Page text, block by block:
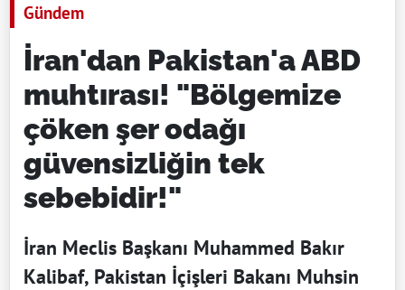
Gündem
İran'dan Pakistan'a ABD
muhtırası! "Bölgemize
çöken şer odağı
güvensizliğin tek
sebebidir!"
İran Meclis Başkanı Muhammed Bakır
Kalibaf, Pakistan İçişleri Bakanı Muhsin